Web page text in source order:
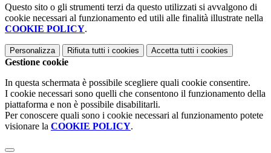
Questo sito o gli strumenti terzi da questo utilizzati si avvalgono di
cookie necessari al funzionamento ed utili alle finalità illustrate nella
COOKIE POLICY.
Personalizza Rifiuta tutti i cookies Accetta tutti i cookies
Gestione cookie
In questa schermata è possibile scegliere quali cookie consentire.
I cookie necessari sono quelli che consentono il funzionamento della
piattaforma e non è possibile disabilitarli.
Per conoscere quali sono i cookie necessari al funzionamento potete
visionare la COOKIE POLICY.